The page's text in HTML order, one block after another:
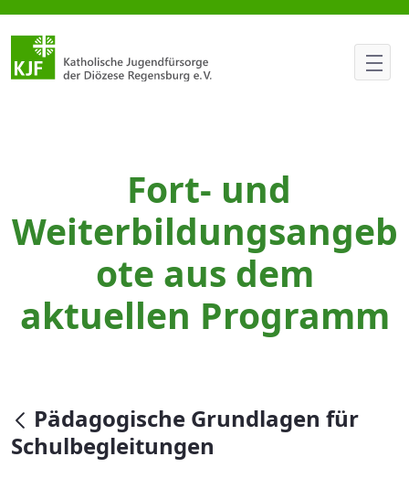
Pädagogische Grundlagen für
Fort- und
Weiterbildungsangeb
ote aus dem
aktuellen Programm
null
Pädagogische Grundlagen für
Schulbegleitungen